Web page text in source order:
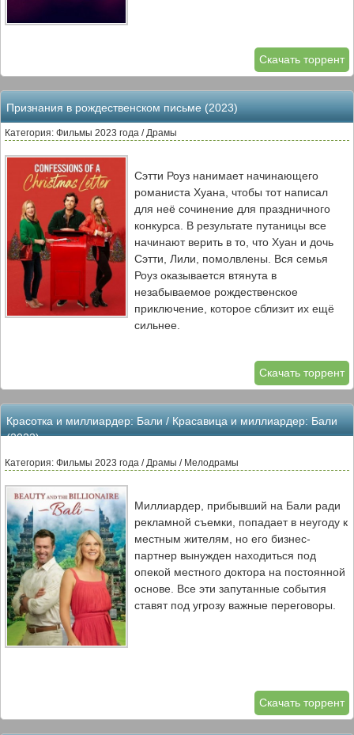
Скачать торрент
Признания в рождественском письме (2023)
Категория: Фильмы 2023 года / Драмы
Сэтти Роуз нанимает начинающего
романиста Хуана, чтобы тот написал
для неё сочинение для праздничного
конкурса. В результате путаницы все
начинают верить в то, что Хуан и дочь
Сэтти, Лили, помолвлены. Вся семья
Роуз оказывается втянута в
незабываемое рождественское
приключение, которое сблизит их ещё
сильнее.
Скачать торрент
Красотка и миллиардер: Бали / Красавица и миллиардер: Бали
(2023)
Категория: Фильмы 2023 года / Драмы / Мелодрамы
Миллиардер, прибывший на Бали ради
рекламной съемки, попадает в неугоду к
местным жителям, но его бизнес-
партнер вынужден находиться под
опекой местного доктора на постоянной
основе. Все эти запутанные события
ставят под угрозу важные переговоры.
Скачать торрент